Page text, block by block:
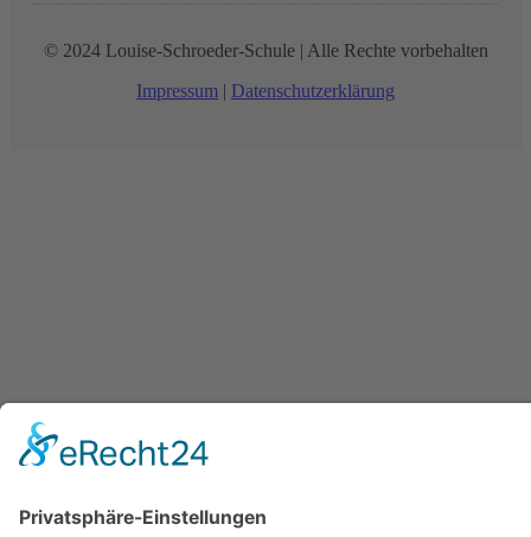
© 2024 Louise-Schroeder-Schule | Alle Rechte vorbehalten
Impressum | Datenschutzerklärung